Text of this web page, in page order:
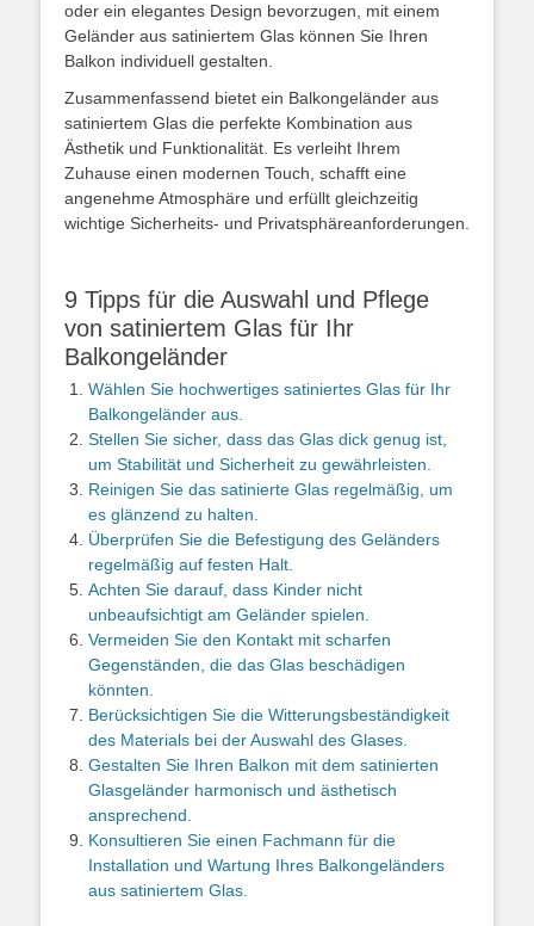
oder ein elegantes Design bevorzugen, mit einem
Geländer aus satiniertem Glas können Sie Ihren
Balkon individuell gestalten.
Zusammenfassend bietet ein Balkongeländer aus
satiniertem Glas die perfekte Kombination aus
Ästhetik und Funktionalität. Es verleiht Ihrem
Zuhause einen modernen Touch, schafft eine
angenehme Atmosphäre und erfüllt gleichzeitig
wichtige Sicherheits- und Privatsphäreanforderungen.
9 Tipps für die Auswahl und Pflege
von satiniertem Glas für Ihr
Balkongeländer
Wählen Sie hochwertiges satiniertes Glas für Ihr
Balkongeländer aus.
Stellen Sie sicher, dass das Glas dick genug ist,
um Stabilität und Sicherheit zu gewährleisten.
Reinigen Sie das satinierte Glas regelmäßig, um
es glänzend zu halten.
Überprüfen Sie die Befestigung des Geländers
regelmäßig auf festen Halt.
Achten Sie darauf, dass Kinder nicht
unbeaufsichtigt am Geländer spielen.
Vermeiden Sie den Kontakt mit scharfen
Gegenständen, die das Glas beschädigen
könnten.
Berücksichtigen Sie die Witterungsbeständigkeit
des Materials bei der Auswahl des Glases.
Gestalten Sie Ihren Balkon mit dem satinierten
Glasgeländer harmonisch und ästhetisch
ansprechend.
Konsultieren Sie einen Fachmann für die
Installation und Wartung Ihres Balkongeländers
aus satiniertem Glas.